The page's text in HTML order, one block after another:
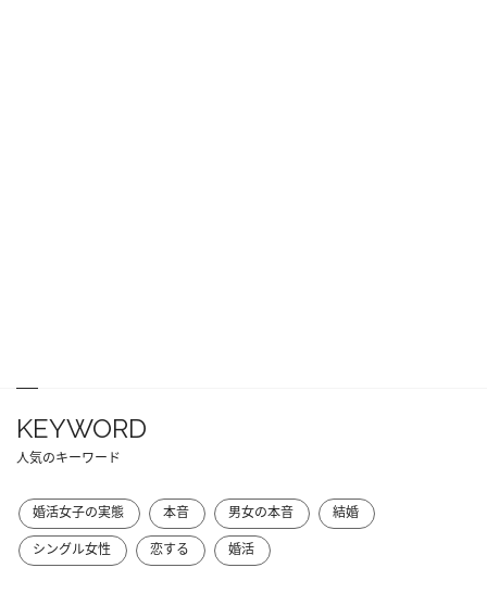
KEYWORD
人気のキーワード
婚活女子の実態 本音 男女の本音
結婚
シングル女性
恋する 婚活